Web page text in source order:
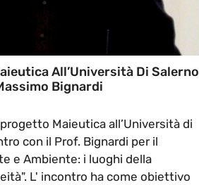
All’Università Di Salerno
Bignardi
Maieutica all’Università di
con il Prof. Bignardi per il
e Ambiente: i luoghi della
L' incontro ha come obiettivo